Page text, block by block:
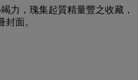
力，瑰集起質精量豐之收藏，
面。